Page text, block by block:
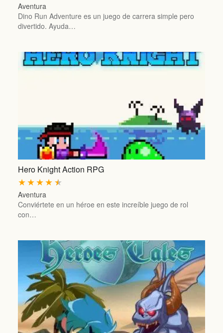
Aventura
Dino Run Adventure es un juego de carrera simple pero
divertido. Ayuda…
Hero Knight Action RPG
★
★
★
★
★
Aventura
Conviértete en un héroe en este increíble juego de rol
con…